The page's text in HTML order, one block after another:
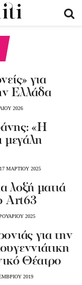
για
Ελλάδα
2026
«Η
μεγάλη
17 ΜΑΡΤΙΟΥ 2025
λοξή ματιά
Art63
2025
για την
Θέατρο
2019